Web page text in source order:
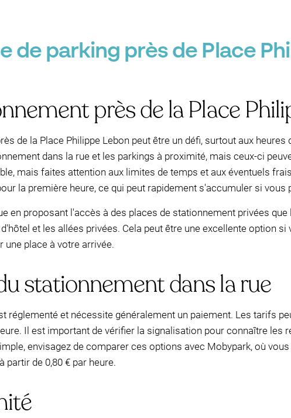
de parking près de Place
près de la Place
de la Place Philippe Lebon peut être un défi, surtout aux heures
dans la rue et les parkings à proximité, mais ceux-ci
mais faites attention aux limites de temps et aux éventuels
la première heure, ce qui peut rapidement s'accumuler si
en proposant l'accès à des places de stationnement privées
et les allées privées. Cela peut être une excellente option
une place à votre arrivée.
stationnement dans la rue
réglementé et nécessite généralement un paiement. Les tarifs
Il est important de vérifier la signalisation pour connaître les
envisagez de comparer ces options avec Mobypark, où
partir de 0,80 € par heure.